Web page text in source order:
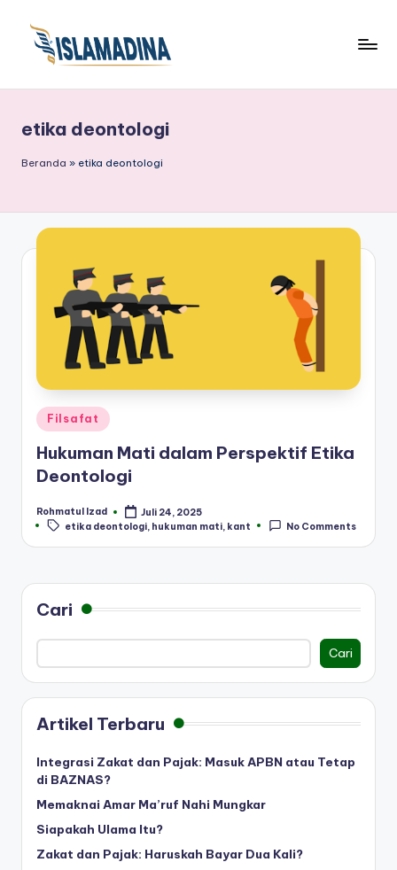
etika deontologi
Beranda » etika deontologi
Posted
in
Filsafat
Hukuman Mati dalam Perspektif Etika
Deontologi
Posted
by
Rohmatul Izad Juli 24, 2025
Tags:
etika deontologi hukuman mati kant No Comments
Cari
Cari
Artikel Terbaru
Integrasi Zakat dan Pajak: Masuk APBN atau Tetap
di BAZNAS?
Memaknai Amar Ma’ruf Nahi Mungkar
Siapakah Ulama Itu?
Zakat dan Pajak: Haruskah Bayar Dua Kali?